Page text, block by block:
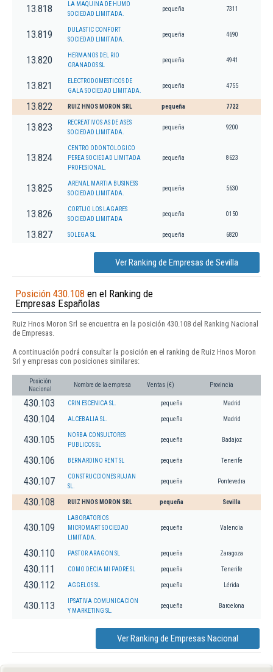
13.818
LA MAQUINA DE HUMO
SOCIEDAD LIMITADA.
pequeña 7311
13.819
DULASTIC CONFORT
SOCIEDAD LIMITADA.
pequeña 4690
13.820
HERMANOS DEL RIO
GRANADOS SL
pequeña 4941
13.821
ELECTRODOMESTICOS DE
GALA SOCIEDAD LIMITADA.
pequeña 4755
13.822 RUIZ HNOS MORON SRL pequeña 7722
13.823
RECREATIVOS AS DE ASES
SOCIEDAD LIMITADA.
pequeña 9200
13.824
CENTRO ODONTOLOGICO
PEREA SOCIEDAD LIMITADA
PROFESIONAL.
pequeña 8623
13.825
ARENAL MARTIA BUSINESS
SOCIEDAD LIMITADA.
pequeña 5630
13.826
CORTIJO LOS LAGARES
SOCIEDAD LIMITADA
pequeña 0150
13.827 SOLEGA SL pequeña 6820
Ver Ranking de Empresas de Sevilla
Posición 430.108 en el Ranking de
Empresas Españolas
Ruiz Hnos Moron Srl se encuentra en la posición 430.108 del Ranking Nacional
de Empresas.
A continuación podrá consultar la posición en el ranking de Ruiz Hnos Moron
Srl y empresas con posiciones similares:
Posición
Nacional
Nombre de la empresa Ventas (€) Provincia
430.103 CRIN ESCENICA SL. pequeña Madrid
430.104 ALCEBALIA SL. pequeña Madrid
430.105
NORBA CONSULTORES
PUBLICOS SL
pequeña Badajoz
430.106 BERNARDINO RENT SL pequeña Tenerife
430.107
CONSTRUCCIONES RUJAN
SL.
pequeña Pontevedra
430.108 RUIZ HNOS MORON SRL pequeña Sevilla
430.109
LABORATORIOS
MICROMART SOCIEDAD
LIMITADA.
pequeña Valencia
430.110 PASTOR ARAGON SL pequeña Zaragoza
430.111 COMO DECIA MI PADRE SL pequeña Tenerife
430.112 AGGELOS SL pequeña Lérida
430.113
IPSATIVA COMUNICACION
Y MARKETING SL.
pequeña Barcelona
Ver Ranking de Empresas Nacional